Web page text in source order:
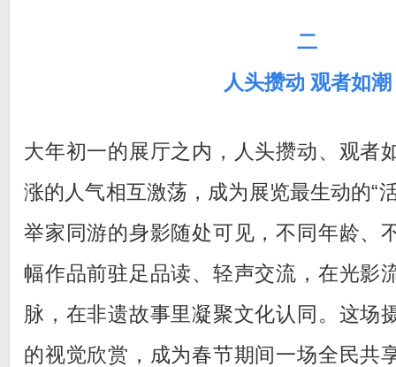
二
人头攒动 观者如潮
大年初一的展厅之内，人头攒动、观者
涨的人气相互激荡，成为展览最生动的“
举家同游的身影随处可见，不同年龄、
幅作品前驻足品读、轻声交流，在光影
脉，在非遗故事里凝聚文化认同。这场
的视觉欣赏，成为春节期间一场全民共